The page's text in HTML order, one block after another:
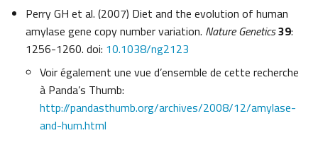
Perry GH et al. (2007) Diet and the evolution of human
amylase gene copy number variation. Nature Genetics39:
1256-1260. doi: 10.1038/ng2123
Voir également une vue d’ensemble de cette recherche
à Panda’s Thumb:
http://pandasthumb.org/archives/2008/12/amylase-
and-hum.html